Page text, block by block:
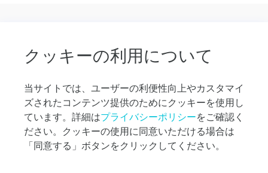
プラットフォームの寸法は48インチ(121cm)×30インチ(76cm)です。また、
ドライバーが荷室に運ぶことのできる最大重量は50ポンド(22kg)です。ご理
クッキーの利用について
当サイトでは、ユーザーの利便性向上やカスタマイ
ズされたコンテンツ提供のためにクッキーを使用し
ています。詳細はプライバシーポリシーをご確認く
ださい。クッキーの使用に同意いただける場合は
「同意する」ボタンをクリックしてください。